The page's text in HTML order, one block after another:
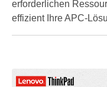
erforderlichen
effizient Ihre APC-